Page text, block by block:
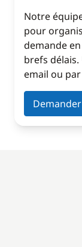
Notre
pour
demande
brefs
email ou